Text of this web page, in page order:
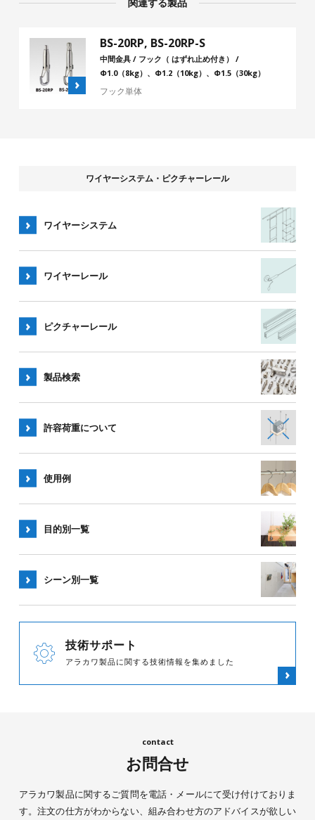
BS-20RP, BS-20RP-S
中間金具 / フック（ はずれ止め付き） /
Φ1.0（8kg）、Φ1.2（10kg）、Φ1.5（30kg）
フック単体
ワイヤーシステム・ピクチャーレール
ワイヤーシステム
ワイヤーレール
ピクチャーレール
製品検索
許容荷重について
使用例
目的別一覧
シーン別一覧
技術サポート
アラカワ製品に関する技術情報を集めました
お問合せ
アラカワ製品に関するご質問を電話・メールにて受け付けておりま
す。注文の仕方がわからない、組み合わせ方のアドバイスが欲しい